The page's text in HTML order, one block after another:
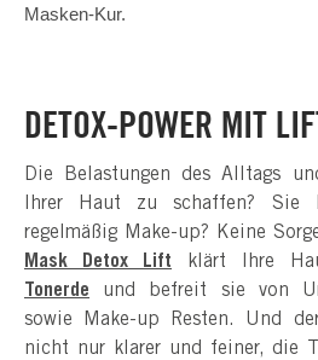
Masken-Kur.
DETOX-POWER MIT
Die Belastungen des Alltags
Ihrer Haut zu schaffen? Sie
regelmäßig Make-up? Keine
Mask Detox Lift klärt Ihre
Tonerde und befreit sie von
sowie Make-up Resten. Und
nicht nur klarer und feiner, die